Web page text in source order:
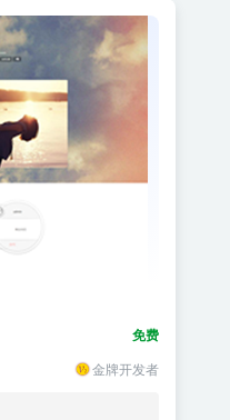
免费
金牌开发者